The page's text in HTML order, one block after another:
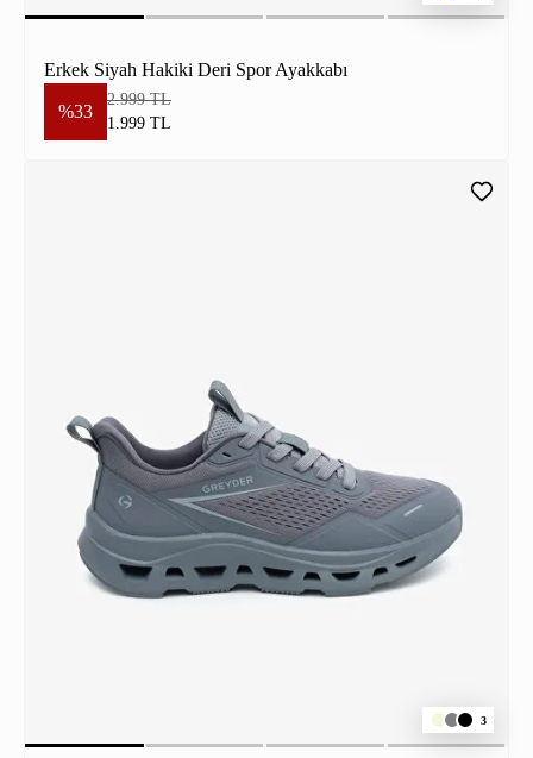
Erkek Siyah Hakiki Deri Spor Ayakkabı
%33
2.999 TL
1.999 TL
3